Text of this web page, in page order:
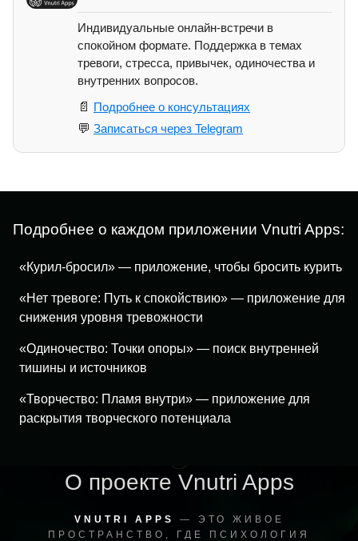
Индивидуальные онлайн-встречи в
спокойном формате. Поддержка в темах
тревоги, стресса, привычек, одиночества и
внутренних вопросов.
📄 Подробнее о консультациях
💬 Записаться через Telegram
Подробнее о каждом приложении Vnutri Apps:
«Курил-бросил» — приложение, чтобы бросить курить
«Нет тревоге: Путь к спокойствию» — приложение для
снижения уровня тревожности
«Одиночество: Точки опоры» — поиск внутренней
тишины и источников
«Творчество: Пламя внутри» — приложение для
раскрытия творческого потенциала
О проекте Vnutri Apps
VNUTRI APPS
— ЭТО ЖИВОЕ
ПРОСТРАНСТВО, ГДЕ ПСИХОЛОГИЯ